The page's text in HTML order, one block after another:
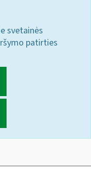
svetainės
patirties